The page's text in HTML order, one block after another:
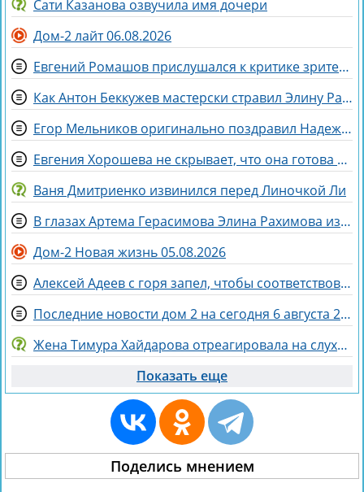
Сати Казанова озвучила имя дочери
Дом-2 лайт 06.08.2026
Евгений Ромашов прислушался к критике зрителей Дома 2 и сменил причёску
Как Антон Беккужев мастерски стравил Элину Рахимову и Веронику Гракович
Егор Мельников оригинально поздравил Надежду Ермакову с разводом
Евгения Хорошева не скрывает, что она готова идти по головам ради победы
Ваня Дмитриенко извинился перед Линочкой Ли
В глазах Артема Герасимова Элина Рахимова из «питбуля» превратилась в «роллы»
Дом-2 Новая жизнь 05.08.2026
Алексей Адеев с горя запел, чтобы соответствовать Иване Михайличенко
Последние новости дом 2 на сегодня 6 августа 2026
Жена Тимура Хайдарова отреагировала на слухи о колдовстве
Показать еще
Поделись мнением